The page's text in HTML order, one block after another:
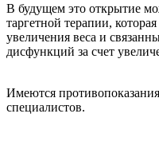
В будущем это открытие
таргетной терапии,
увеличения веса и
дисфункций за счет
Имеются
специалистов.